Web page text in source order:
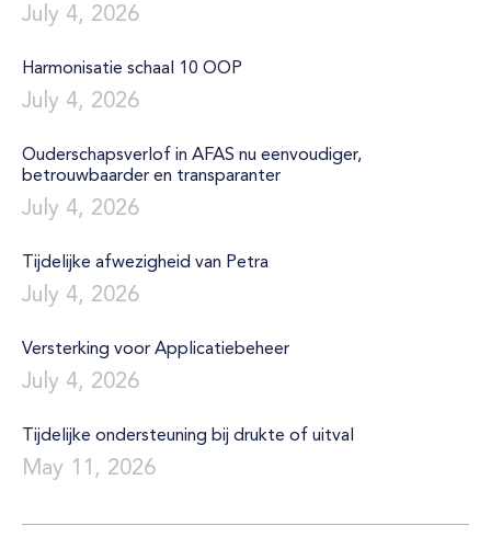
July 4, 2026
Harmonisatie schaal 10 OOP
July 4, 2026
Ouderschapsverlof in AFAS nu eenvoudiger,
betrouwbaarder en transparanter
July 4, 2026
Tijdelijke afwezigheid van Petra
July 4, 2026
Versterking voor Applicatiebeheer
July 4, 2026
Tijdelijke ondersteuning bij drukte of uitval
May 11, 2026